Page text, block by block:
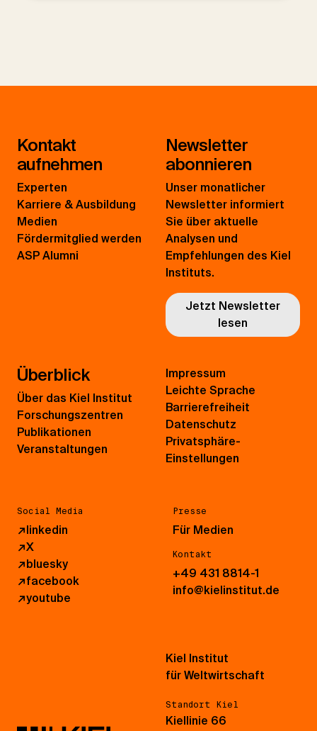
Kontakt
aufnehmen
Experten
Karriere & Ausbildung
Medien
Fördermitglied werden
ASP Alumni
Newsletter
abonnieren
Unser monatlicher
Newsletter informiert
Sie über aktuelle
Analysen und
Empfehlungen des Kiel
Instituts.
Jetzt Newsletter
lesen
Überblick
Über das Kiel Institut
Forschungszentren
Publikationen
Veranstaltungen
Social Media
↗linkedin
↗X
↗bluesky
↗facebook
↗youtube
Presse
Für Medien
Kontakt
+49 431 8814-1
info@kielinstitut.de
Impressum
Leichte Sprache
Barrierefreiheit
Datenschutz
Privatsphäre-
Einstellungen
Kiel Institut
für Weltwirtschaft
Standort Kiel
Kiellinie 66